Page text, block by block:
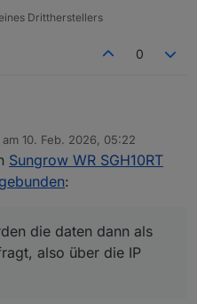
ihr eure daten?
dem auch die Ansteuerung
das Fahrzeug einstecke.
Drittherstellers
0
mal für die Info ...
ist, werden die daten
vom WR abgefragt, also
WR?
10. Feb. 2026, 05:22
von
Sungrow WR SGH10RT
:
die daten dann als
also über die IP